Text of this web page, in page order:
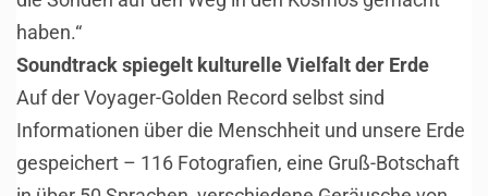
haben.“
Soundtrack spiegelt kulturelle Vielfalt der Erde
Auf der Voyager-Golden Record selbst sind
Informationen über die Menschheit und unsere Erde
gespeichert – 116 Fotografien, eine Gruß-Botschaft